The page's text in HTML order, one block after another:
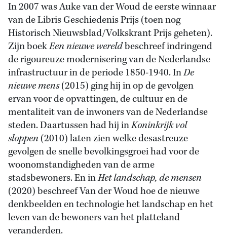
In 2007 was Auke van der Woud de eerste winnaar
van de Libris Geschiedenis Prijs (toen nog
Historisch Nieuwsblad/Volkskrant Prijs geheten).
Zijn boekEen nieuwe wereldbeschreef indringend
de rigoureuze modernisering van de Nederlandse
infrastructuur in de periode 1850-1940. InDe
nieuwe mens(2015) ging hij in op de gevolgen
ervan voor de opvattingen, de cultuur en de
mentaliteit van de inwoners van de Nederlandse
steden. Daartussen had hij inKoninkrijk vol
sloppen (2010) laten zien welke desastreuze
gevolgen de snelle bevolkingsgroei had voor de
woonomstandigheden van de arme
stadsbewoners. En inHet landschap, de mensen
(2020) beschreef Van der Woud hoe de nieuwe
denkbeelden en technologie het landschap en het
leven van de bewoners van het platteland
veranderden.